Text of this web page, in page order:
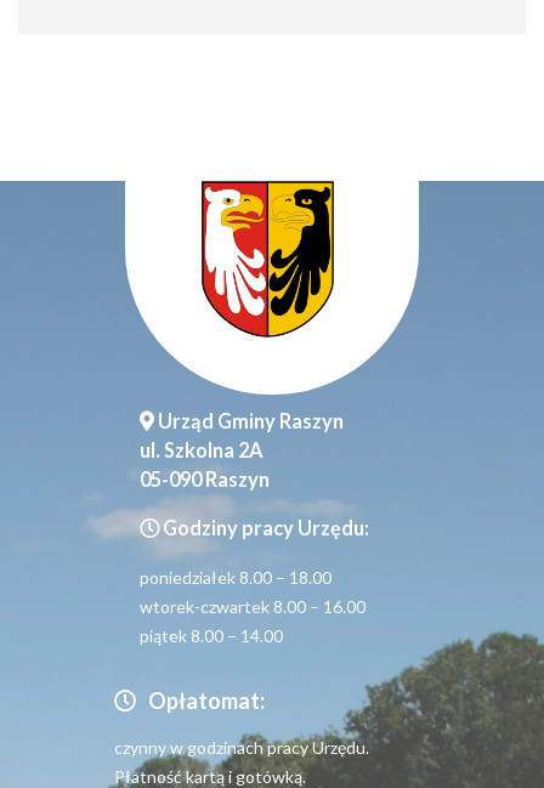
Urząd Gminy Raszyn
ul. Szkolna 2A
05-090 Raszyn
Godziny pracy Urzędu:
poniedziałek 8.00 – 18.00
wtorek-czwartek 8.00 – 16.00
piątek 8.00 – 14.00
Opłatomat:
czynny w godzinach pracy Urzędu.
Płatność kartą i gotówką.